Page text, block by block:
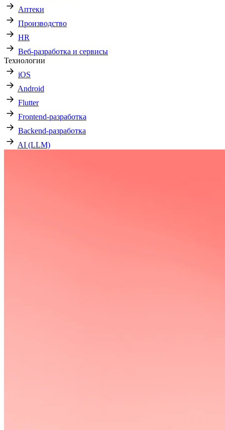
Аптеки
Производство
HR
Веб-разработка и сервисы
Технологии
iOS
Android
Flutter
Frontend-разработка
Backend-разработка
AI (LLM)